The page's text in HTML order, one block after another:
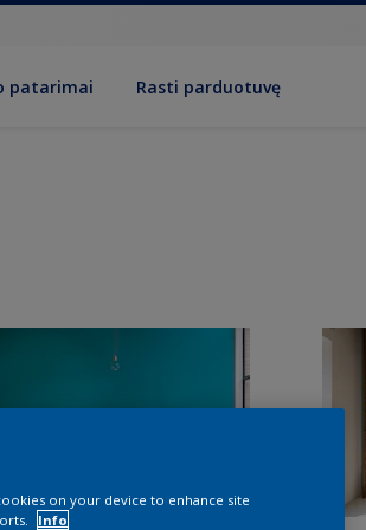
patarimai Rasti parduotuvę
on your device to enhance site
Info